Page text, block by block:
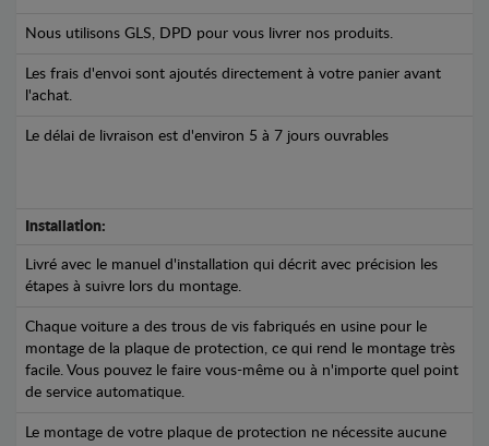
Nous utilisons GLS, DPD pour vous livrer nos produits.
Les frais d'envoi sont ajoutés directement à votre panier avant
l'achat.
Le délai de livraison est d'environ 5 à 7 jours ouvrables
Installation:
Livré avec le manuel d'installation qui décrit avec précision les
étapes à suivre lors du montage.
Chaque voiture a des trous de vis fabriqués en usine pour le
montage de la plaque de protection, ce qui rend le montage très
facile. Vous pouvez le faire vous-même ou à n'importe quel point
de service automatique.
Le montage de votre plaque de protection ne nécessite aucune